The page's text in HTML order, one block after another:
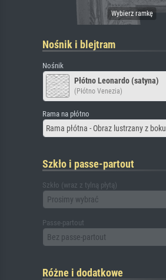
Nośnik i blejtram
Nośnik
Płótno Leonardo (satyna)
(Płótno Venezia)
Rama na płótno
Rama płótna - Obraz lustrzany z boku
Szkło i passe-partout
Szkło (wraz z tylną płytą)
Prosimy wybrać
Passe-partout
Bez passe-partout
Różne i dodatkowe